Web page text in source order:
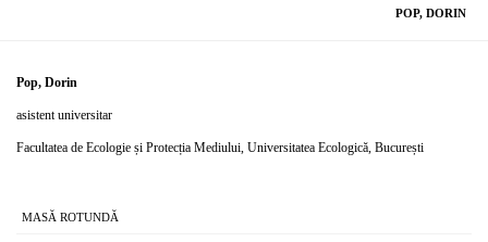
POP, DORIN
Pop, Dorin
asistent universitar
Facultatea de Ecologie și Protecția Mediului, Universitatea Ecologică, București
MASĂ ROTUNDĂ